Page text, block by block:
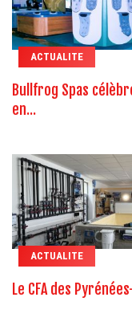
ACTUALITE
Bullfrog Spas
en...
ACTUALITE
Le CFA des